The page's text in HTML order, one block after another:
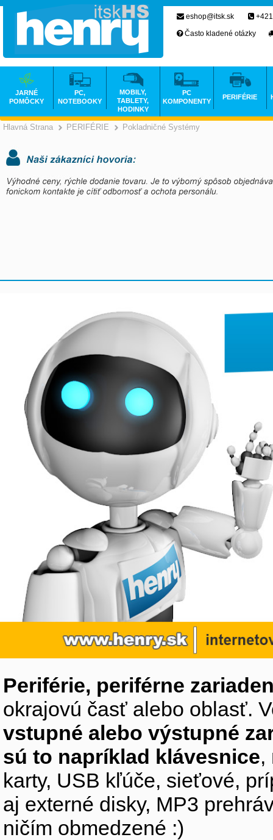
Hlavná Strana >
PERIFÉRIE >
Pokladničné Systémy
Periférie, periférne
okrajovú časť alebo oblasť.
vstupné alebo výstupné
sú to napríklad klávesnice,
karty, USB kľúče, sieťové,
aj externé disky, MP3
ničím obmedzené :)
eshop@itsk.sk
Často kladené otázky
JARNÉ
POMÔCKY
PC,
NOTEBOOKY
MOBILY,
TABLETY,
HODINKY
PC
KOMPONENTY
PERIFÉRIE